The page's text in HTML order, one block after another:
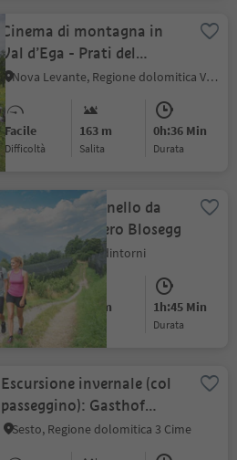
Cinema di montagna in
Val d’Ega - Prati del
Latemar
Nova Levante, Regione dolomitica Val d'Ega
Facile
Difficoltà
163 m
Salita
0h:36 Min
durata
Escursione ad anello da
Scena sul sentiero Blosegg
Scena, Merano e dintorni
Facile
Difficoltà
200 m 1h:45 Min
durata
Escursione invernale (col
passeggino): Gasthof
Panorama – Rifugio
Sesto, Regione dolomitica 3 Cime